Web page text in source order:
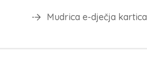
Mudrica e-dječja kartica